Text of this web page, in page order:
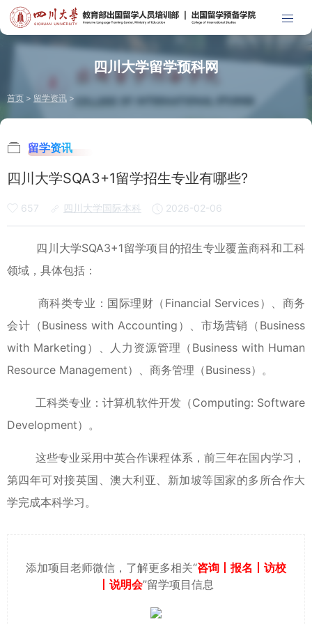
四川大学留学预科网
首页 > 留学资讯 >
留学资讯
四川大学SQA3+1留学招生专业有哪些?
657 四川大学国际本科 2026-02-06
四川大学SQA3+1留学项目的招生专业覆盖商科和工科
领域，具体包括：
‌商科类专业‌：国际理财（Financial Services）、商务
会计（Business with Accounting）、市场营销（Business
with Marketing）、人力资源管理（Business with Human
Resource Management）、商务管理（Business）。
‌工科类专业‌：计算机软件开发（Computing: Software
Development）。
这些专业采用中英合作课程体系，前三年在国内学习，
第四年可对接英国、澳大利亚、新加坡等国家的多所合作大
学完成本科学习。‌
添加项目老师微信，了解更多相关“咨询丨报名丨访校
丨说明会”留学项目信息